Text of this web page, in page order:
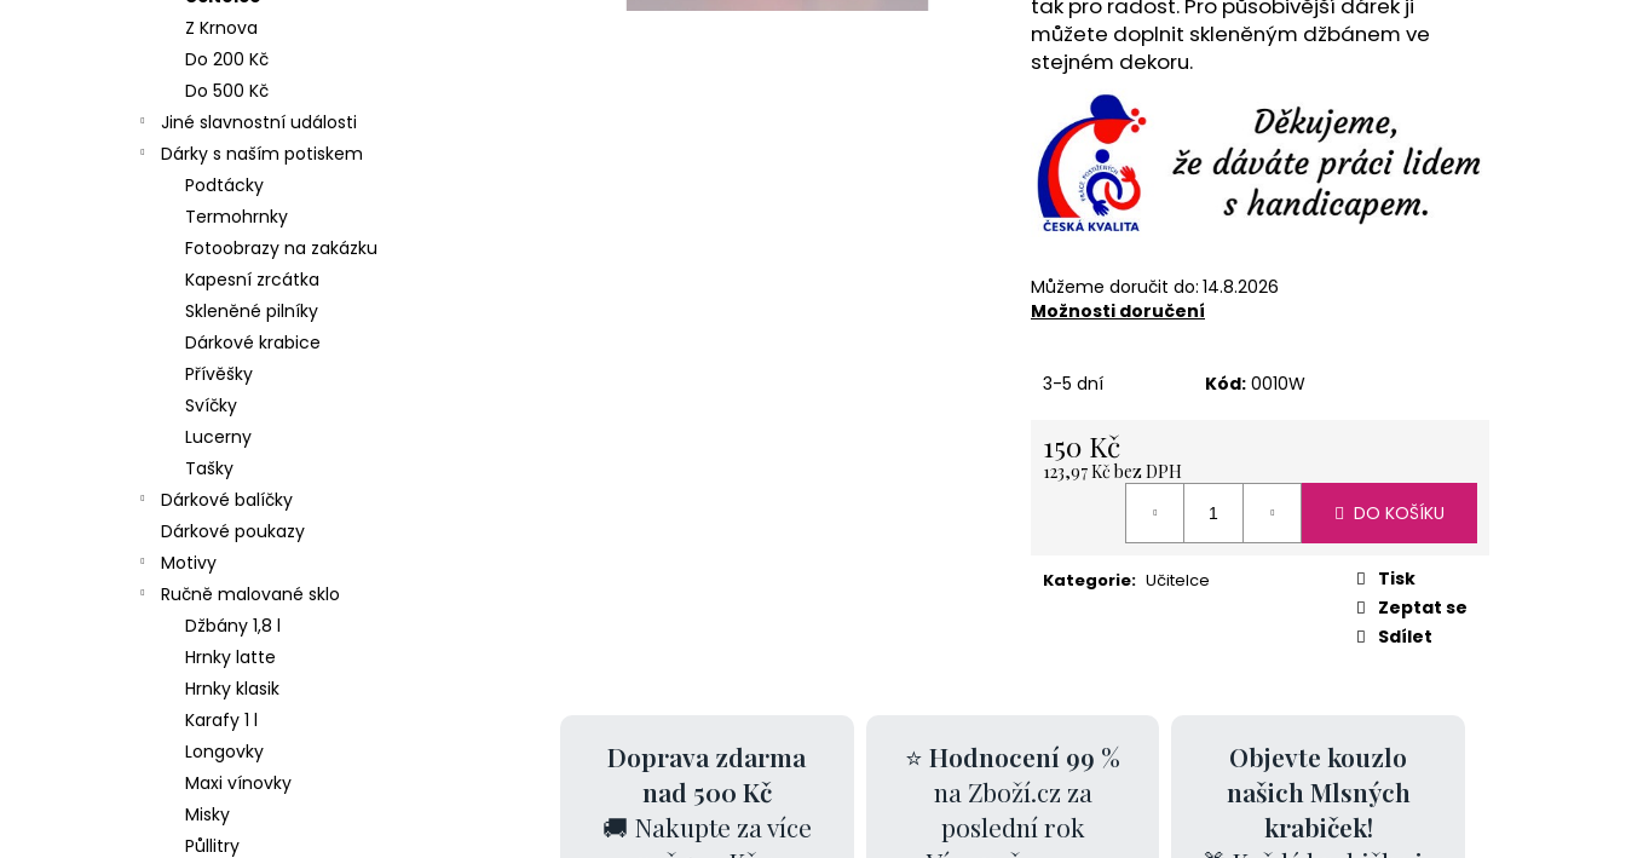
Z Krnova
Do 200 Kč
Do 500 Kč
Jiné slavnostní události
Dárky s naším potiskem
Podtácky
Termohrnky
Fotoobrazy na zakázku
Kapesní zrcátka
Skleněné pilníky
Dárkové krabice
Přívěšky
Svíčky
Lucerny
Tašky
Dárkové balíčky
Dárkové poukazy
Motivy
Ručně malované sklo
Džbány 1,8 l
Hrnky latte
Hrnky klasik
Karafy 1 l
Longovky
Maxi vínovky
Misky
Půllitry
můžete doplnit skleněným džbánem ve
stejném dekoru.
Můžeme doručit do: 14.8.2026
Možnosti doručení
3-5 dní Kód: 0010W
150 Kč
123,97 Kč bez DPH
DO KOŠÍKU
Kategorie: Učitelce
Tisk
Zeptat se
Sdílet
Doprava zdarma
nad 500 Kč
🚚 Nakupte za více
⭐ Hodnocení 99 %
na Zboží.cz za
poslední rok
Objevte kouzlo
našich Mlsných
krabiček!
NEREZOVÁ LŽIČKA - NA ZAKÁZKU 17
KARTONOVÁ STŘÍŽ 1 KG